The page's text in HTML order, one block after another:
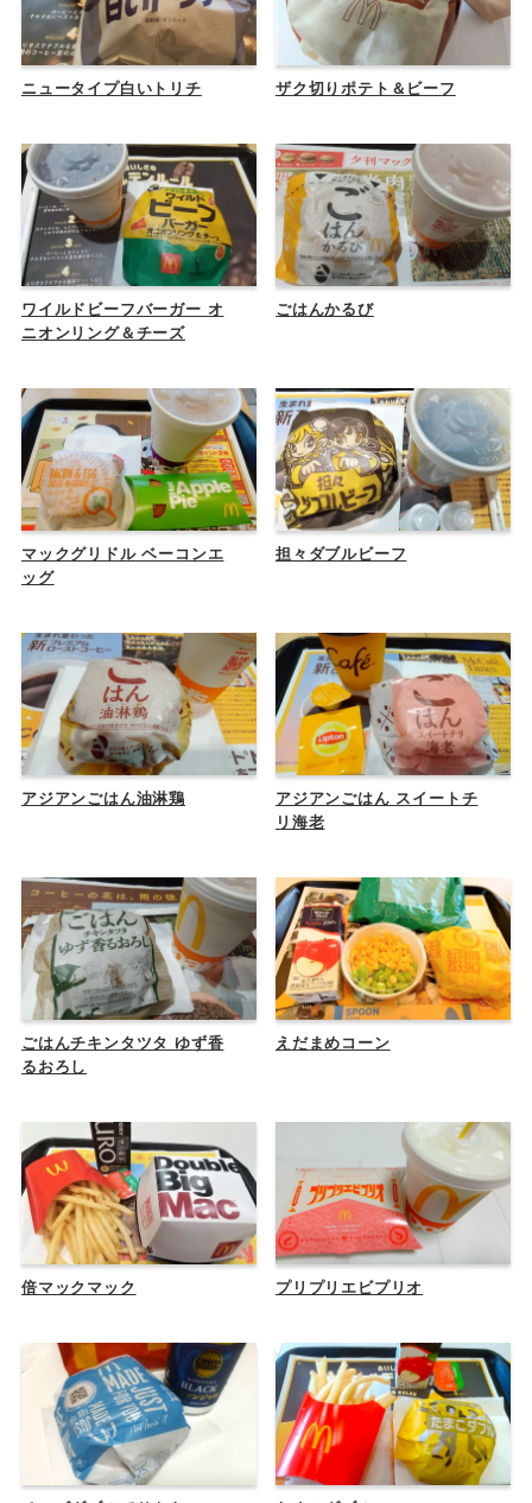
ニュータイプ白いトリチ ザク切りポテト＆ビーフ
ワイルドビーフバーガー オ
ニオンリング＆チーズ
ごはんかるび
マックグリドル ベーコンエ
ッグ
担々ダブルビーフ
アジアンごはん油淋鶏
アジアンごはん スイートチ
リ海老
ごはんチキンタツタ ゆず香
るおろし
えだまめコーン
倍マックマック プリプリエビプリオ